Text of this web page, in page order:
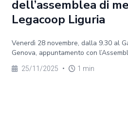
dell’assemblea di
Legacoop Liguria
Venerdì 28 novembre, dalla 9.30 al
Genova, appuntamento con
25/11/2025 • 1 min